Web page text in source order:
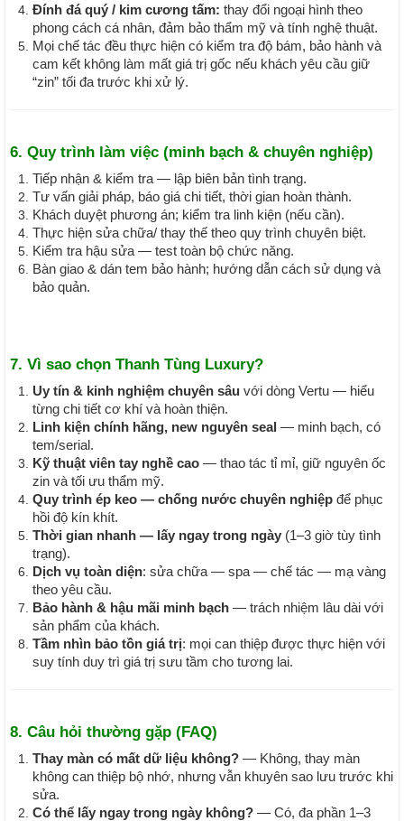
Đính đá quý / kim cương tấm: thay đổi ngoại hình theo
phong cách cá nhân, đảm bảo thẩm mỹ và tính nghệ thuật.
Mọi chế tác đều thực hiện có kiểm tra độ bám, bảo hành và
cam kết không làm mất giá trị gốc nếu khách yêu cầu giữ
“zin” tối đa trước khi xử lý.
6. Quy trình làm việc (minh bạch & chuyên nghiệp)
Tiếp nhận & kiểm tra — lập biên bản tình trạng.
Tư vấn giải pháp, báo giá chi tiết, thời gian hoàn thành.
Khách duyệt phương án; kiểm tra linh kiện (nếu cần).
Thực hiện sửa chữa/ thay thế theo quy trình chuyên biệt.
Kiểm tra hậu sửa — test toàn bộ chức năng.
Bàn giao & dán tem bảo hành; hướng dẫn cách sử dụng và
bảo quản.
7. Vì sao chọn Thanh Tùng Luxury?
Uy tín & kinh nghiệm chuyên sâu với dòng Vertu — hiểu
từng chi tiết cơ khí và hoàn thiện.
Linh kiện chính hãng, new nguyên seal — minh bạch, có
tem/serial.
Kỹ thuật viên tay nghề cao — thao tác tỉ mỉ, giữ nguyên ốc
zin và tối ưu thẩm mỹ.
Quy trình ép keo — chống nước chuyên nghiệp để phục
hồi độ kín khít.
Thời gian nhanh — lấy ngay trong ngày (1–3 giờ tùy tình
trạng).
Dịch vụ toàn diện: sửa chữa — spa — chế tác — mạ vàng
theo yêu cầu.
Bảo hành & hậu mãi minh bạch — trách nhiệm lâu dài với
sản phẩm của khách.
Tầm nhìn bảo tồn giá trị: mọi can thiệp được thực hiện với
suy tính duy trì giá trị sưu tầm cho tương lai.
8. Câu hỏi thường gặp (FAQ)
Thay màn có mất dữ liệu không? — Không, thay màn
không can thiệp bộ nhớ, nhưng vẫn khuyên sao lưu trước khi
sửa.
Có thể lấy ngay trong ngày không? — Có, đa phần 1–3